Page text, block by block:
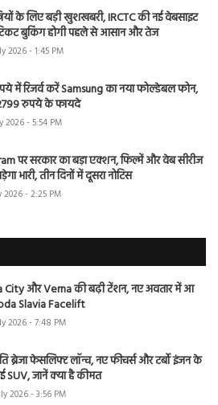
के लिए बड़ी खुशखबरी, IRCTC की नई वेबसाइट
बुकिंग होगी पहले से आसान और तेज
2026 - 1:45 PM
में रिजर्व करें Samsung का नया फोल्डेबल फोन,
रुपये के फायदे
2026 - 5:54 PM
पर सरकार का बड़ा एक्शन, फिल्में और वेब सीरीज
भारी, तीन दिनों में दूसरा नोटिस
2026 - 2:25 PM
City और Verna की बढ़ी टेंशन, नए अवतार में आ
Slavia Facelift
2026 - 7:48 PM
ब्रेजा फेसलिफ्ट लॉन्च, नए फीचर्स और टर्बो इंजन के
SUV, जानें क्या है कीमत
2026 - 3:56 PM